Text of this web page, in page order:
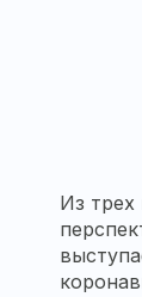
Из трех